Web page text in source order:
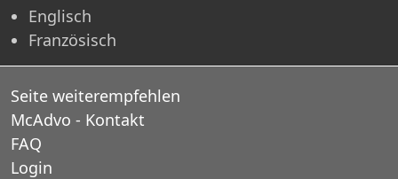
Englisch
Französisch
Seite weiterempfehlen
McAdvo - Kontakt
FAQ
Login